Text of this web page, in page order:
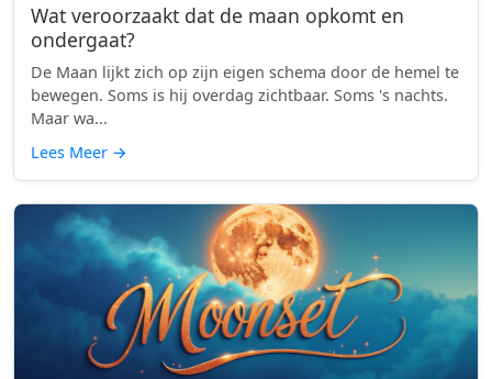
Wat veroorzaakt dat de maan opkomt en
ondergaat?
De Maan lijkt zich op zijn eigen schema door de hemel te
bewegen. Soms is hij overdag zichtbaar. Soms 's nachts.
Maar wa...
Lees Meer →